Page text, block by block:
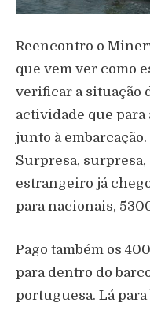
Reencontro o
que vem ver como
verificar a situação
actividade que
junto à
Surpresa,
estrangeiro já
para nacionais,
Pago também os
para dentro do
portuguesa. Lá